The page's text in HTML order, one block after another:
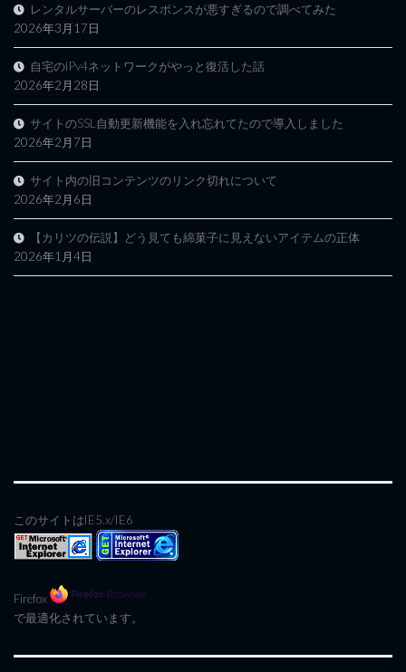
レンタルサーバーのレスポンスが悪すぎるので調べてみた
2026年3月17日
自宅のIPv4ネットワークがやっと復活した話
2026年2月28日
サイトのSSL自動更新機能を入れ忘れてたので導入しました
2026年2月7日
サイト内の旧コンテンツのリンク切れについて
2026年2月6日
【カリツの伝説】どう見ても綿菓子に見えないアイテムの正体
2026年1月4日
このサイトはIE5.x/IE6
Firefox
で最適化されています。